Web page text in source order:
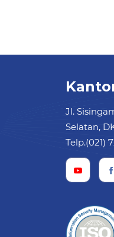
Jl.
Selatan,
Telp.(021)